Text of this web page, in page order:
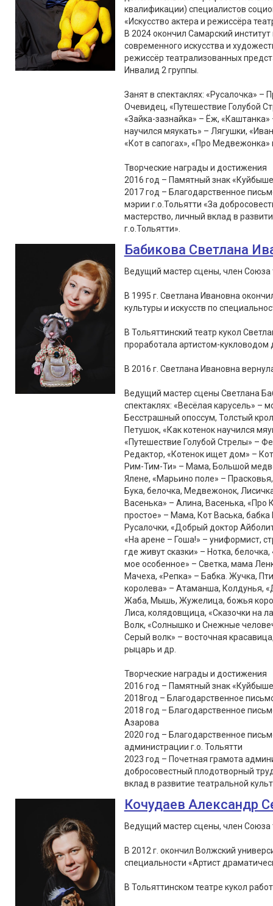
квалификации) специалистов
«Искусство актера и режиссёра
В 2024 окончил Самарский
современного искусства и
режиссёр театрализованных
Инвалид 2 группы.
Занят в спектаклях: «Русалочка»
Очевидец, «Путешествие Голубой
«Зайка-зазнайка» – Ёж,
научился мяукать» – Лягушки,
«Кот в сапогах», «Про Медвежонка»
Творческие награды и достижения
2016 год – Памятный знак
2017 год – Благодарственное
мэрии г.о.Тольятти «За
мастерство, личный вклад в
г.о.Тольятти».
Бабикова Светлана
Ведущий мастер сцены, член Союза
В 1995 г. Светлана Ивановна
культуры и искусств по
В Тольяттинский театр кукол
проработала артистом-кукловодом
В 2016 г. Светлана Ивановна
Ведущий мастер сцены Светлана
спектаклях: «Весёлая карусель» –
Бесстрашный опоссум, Толстый
Петушок, «Как котенок научился
«Путешествие Голубой Стрелы» –
Редактор, «Котенок ищет дом» –
Рим-Тим-Ти» – Мама, Большой
Ялене, «Марьино поле» –
Бука, белочка, Медвежонок,
Васенька» – Алина, Васенька, «Про
простое» – Мама, Кот Васька,
Русалочки, «Добрый доктор
«На арене – Гоша!» – униформист,
где живут сказки» – Нотка,
мое особенное» – Светка, мама
Мачеха, «Репка» – Бабка. Жучка,
королева» – Атаманша, Колдунья,
Жаба, Мышь, Жужелица, божья
Лиса, колядовщица, «Сказочки на
Волк, «Солнышко и Снежные
Серый волк» – восточная
рыцарь и др.
Творческие награды и достижения
2016 год – Памятный знак
2018год – Благодарственное
2018 год – Благодарственное
Азарова
2020 год – Благодарственное
администрации г.о. Тольятти
2023 год – Почетная грамота
добросовестный плодотворный
вклад в развитие театральной
Кочудаев Александр
Ведущий мастер сцены, член Союза
В 2012 г. окончил Волжский
специальности «Артист
В Тольяттинском театре кукол